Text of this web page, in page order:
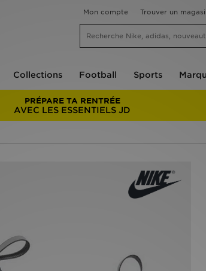
Mon compte Trouver un
Collections Football Sports
PRÉPARE TA RENTRÉE
AVEC LES ESSENTIELS JD